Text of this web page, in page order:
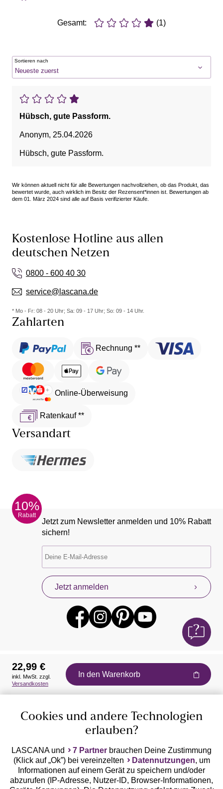
Gesamt: (1)
Sortieren nach
Hübsch, gute Passform.
Anonym, 25.04.2026
Hübsch, gute Passform.
Wir können aktuell nicht für alle Bewertungen nachvollziehen, ob das Produkt, das
bewertet wurde, auch wirklich im Besitz der Rezensent*innen ist. Bewertungen ab
dem 01. März 2024 sind alle auf Basis verifizierter Käufe.
Kostenlose Hotline aus allen
deutschen Netzen
0800 - 600 40 30
service@lascana.de
* Mo - Fr: 08 - 20 Uhr; Sa: 09 - 17 Uhr; So: 09 - 14 Uhr.
Zahlarten
Rechnung **
Online-Überweisung
Ratenkauf **
Versandart
10%
Rabatt
Jetzt zum Newsletter anmelden und 10% Rabatt
sichern!
Jetzt anmelden
Auszeichnungen
Geprüfte Sicherheit
22,99 €
inkl. MwSt. zzgl.
Versandkosten
In den Warenkorb
Cookies und andere Technologien
erlauben?
LASCANA und 7 Partner brauchen Deine Zustimmung
(Klick auf „Ok”) bei vereinzelten
Datennutzungen, um
Informationen auf einem Gerät zu speichern und/oder
abzurufen (IP-Adresse, Nutzer-ID, Browser-Informationen,